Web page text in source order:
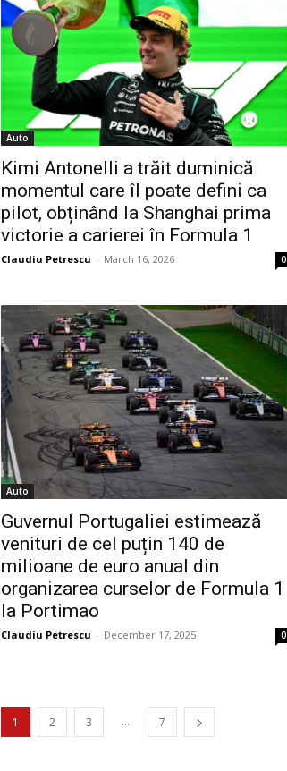
Auto
Kimi Antonelli a trăit duminică
momentul care îl poate defini ca
pilot, obținând la Shanghai prima
victorie a carierei în Formula 1
Claudiu Petrescu - March 16, 2026 0
Auto
Guvernul Portugaliei estimează
venituri de cel puțin 140 de
milioane de euro anual din
organizarea curselor de Formula 1
la Portimao
Claudiu Petrescu - December 17, 2025 0
1 2 3 ... 7